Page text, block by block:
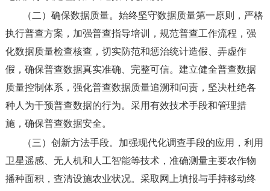
（二）确保数据质量。 始终坚守数据质量第一原则，严格
执行普查方案，加强普查指导培训，规范普查工作流程，强
化数据质量检查核查，切实防范和惩治统计造假、弄虚作
假，确保普查数据真实准确、完整可信。建立健全普查数据
质量控制体系，强化普查数据质量追溯和问责，坚决杜绝各
种人为干预普查数据的行为。采用有效技术手段和管理措
施，确保普查数据安全。
（三）创新方法手段。 加强现代化调查手段的应用，利用
卫星遥感、无人机和人工智能等技术，准确测量主要农作物
播种面积，查清设施农业状况。采取网上填报与手持移动终